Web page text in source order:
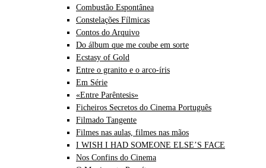
Combustão Espontânea
Constelações Fílmicas
Contos do Arquivo
Do álbum que me coube em sorte
Ecstasy of Gold
Entre o granito e o arco-íris
Em Série
«Entre Parêntesis»
Ficheiros Secretos do Cinema Português
Filmado Tangente
Filmes nas aulas, filmes nas mãos
I WISH I HAD SOMEONE ELSE’S FACE
Nos Confins do Cinema